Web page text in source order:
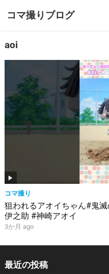
コマ撮りブログ
aoi
コマ撮り
狙われるアオイちゃん#鬼
伊之助 #神崎アオイ
3か月 ago
最近の投稿